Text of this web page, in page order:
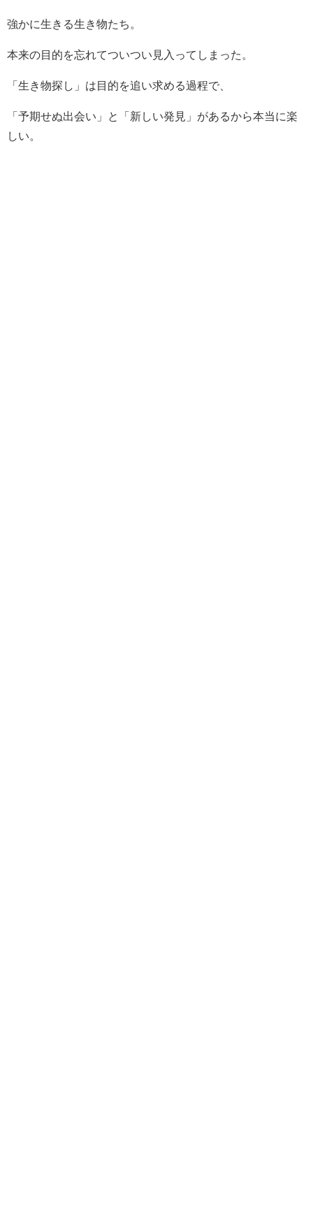
強かに生きる生き物たち。
本来の目的を忘れてついつい見入ってしまった。
「生き物探し」は目的を追い求める過程で、
「予期せぬ出会い」と「新しい発見」があるから本当に楽
しい。